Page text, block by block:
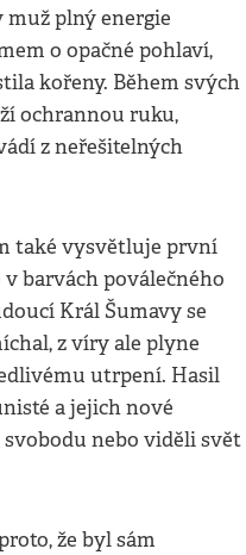
muž plný energie
o opačné pohlaví,
kořeny. Během svých
ochrannou ruku,
z neřešitelných
také vysvětluje první
barvách poválečného
Král Šumavy se
z víry ale plyne
utrpení. Hasil
a jejich nové
nebo viděli svět
že byl sám